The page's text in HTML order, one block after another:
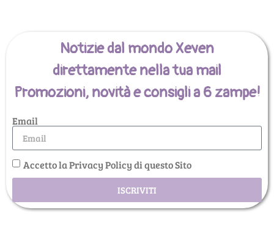
Notizie dal mondo Xeven
direttamente nella tua mail
Promozioni, novità e consigli a 6 zampe!
Email
Accetto la Privacy Policy di questo Sito
ISCRIVITI